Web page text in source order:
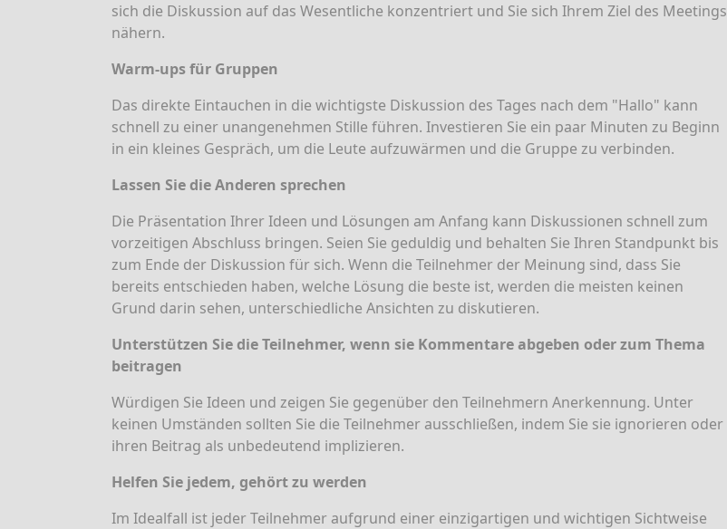
sich die Diskussion auf das Wesentliche konzentriert und Sie sich Ihrem Ziel des Meetings
nähern.
Warm-ups für Gruppen
Das direkte Eintauchen in die wichtigste Diskussion des Tages nach dem "Hallo" kann
schnell zu einer unangenehmen Stille führen. Investieren Sie ein paar Minuten zu Beginn
in ein kleines Gespräch, um die Leute aufzuwärmen und die Gruppe zu verbinden.
Lassen Sie die Anderen sprechen
Die Präsentation Ihrer Ideen und Lösungen am Anfang kann Diskussionen schnell zum
vorzeitigen Abschluss bringen. Seien Sie geduldig und behalten Sie Ihren Standpunkt bis
zum Ende der Diskussion für sich. Wenn die Teilnehmer der Meinung sind, dass Sie
bereits entschieden haben, welche Lösung die beste ist, werden die meisten keinen
Grund darin sehen, unterschiedliche Ansichten zu diskutieren.
Unterstützen Sie die Teilnehmer, wenn sie Kommentare abgeben oder zum Thema
beitragen
Würdigen Sie Ideen und zeigen Sie gegenüber den Teilnehmern Anerkennung. Unter
keinen Umständen sollten Sie die Teilnehmer ausschließen, indem Sie sie ignorieren oder
ihren Beitrag als unbedeutend implizieren.
Helfen Sie jedem, gehört zu werden
Im Idealfall ist jeder Teilnehmer aufgrund einer einzigartigen und wichtigen Sichtweise